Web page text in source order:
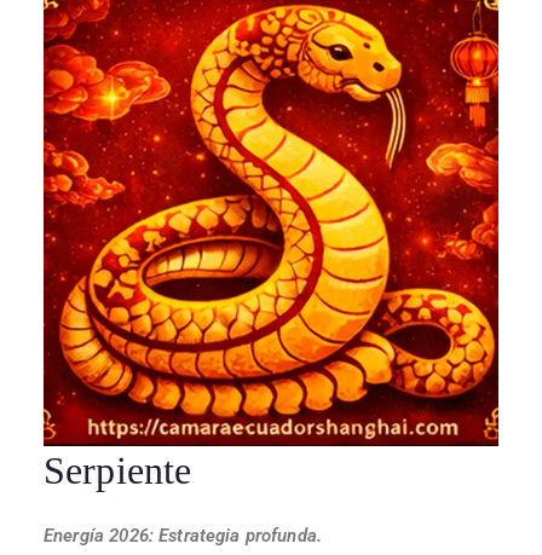
Serpiente
Energía 2026: Estrategia profunda.